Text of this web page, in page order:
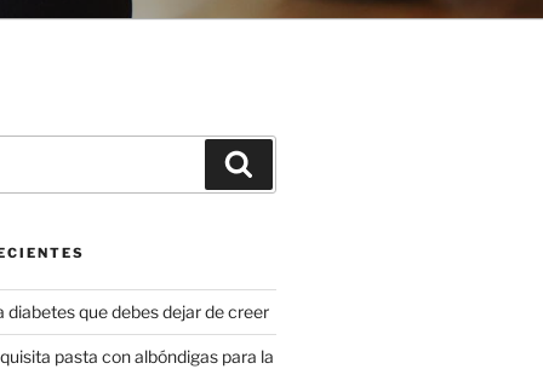
diabetes que debes dejar de creer
pasta con albóndigas para la